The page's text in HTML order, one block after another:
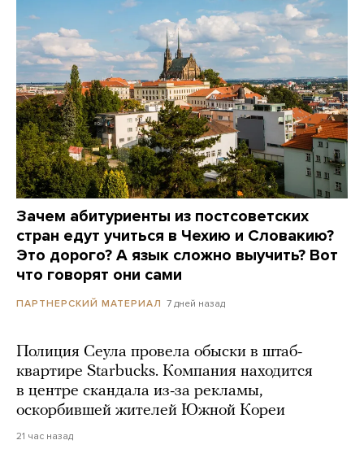
Зачем абитуриенты из постсоветских
стран едут учиться в Чехию и Словакию?
Это дорого? А язык сложно выучить? Вот
что говорят они сами
ПАРТНЕРСКИЙ МАТЕРИАЛ 7 дней назад
Полиция Сеула провела обыски в штаб-
квартире Starbucks. Компания находится
в центре скандала из-за рекламы,
оскорбившей жителей Южной Кореи
21 час назад